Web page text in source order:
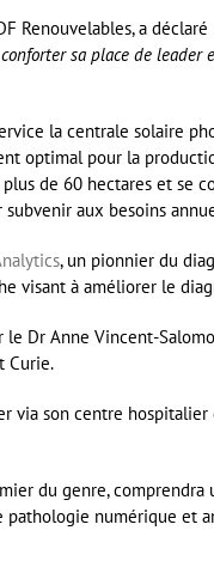
Renouvelables, a déclaré
sa place de
la centrale solaire
optimal pour la
plus de 60 hectares et
aux besoins
, un pionnier du
visant à améliorer le
Dr Anne Vincent-
Curie.
via son centre
du genre,
pathologie numérique